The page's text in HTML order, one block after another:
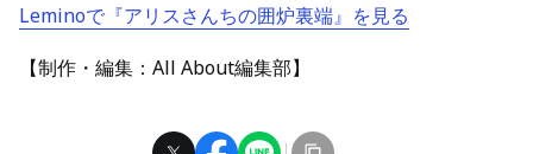
Leminoで『アリスさんちの囲炉裏端』を見る
【制作・編集：All About編集部】